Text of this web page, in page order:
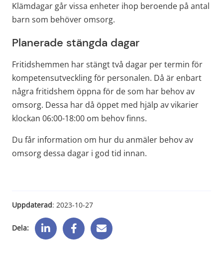
Klämdagar går vissa enheter ihop beroende på antal
barn som behöver omsorg.
Planerade stängda dagar
Fritidshemmen har stängt två dagar per termin för
kompetensutveckling för personalen. Då är enbart
några fritidshem öppna för de som har behov av
omsorg. Dessa har då öppet med hjälp av vikarier
klockan 06:00-18:00 om behov finns.
Du får information om hur du anmäler behov av
omsorg dessa dagar i god tid innan.
Uppdaterad: 2023-10-27
Dela: